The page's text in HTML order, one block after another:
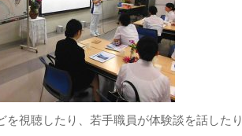
視聴したり、若手職員が体験談を話したり